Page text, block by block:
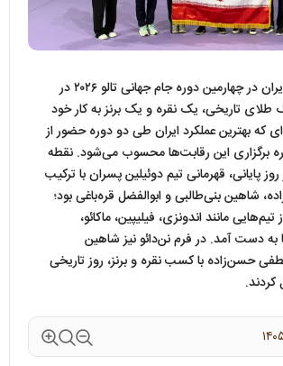
تیم ملی ووشو ایران در چهارمین دوره جام جهانی تالو ۲۰۲۶ در
طلای تاریخی، یک نقره و یک برنز به کار خود
که بهترین عملکرد ایران طی دو دوره حضور از
برگزاری این رقابت‌ها محسوب می‌شود. نقطه
پایانی، قهرمانی تیم دوئیلین پسران با ترکیب
شاهین بنی‌طالبی و ابوالفضل قره‌باغی بود؛
تیم‌هایی مانند اندونزی، فیلیپین، ماکائو،
به دست آمد. در فرم نن‌دائو نیز شاهین
حسن‌زاده با کسب نقره و برنز، روز تاریخی
کردند.